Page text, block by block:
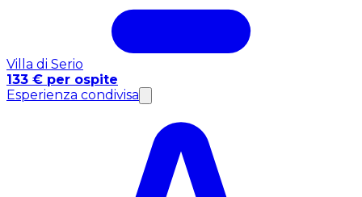
Villa di Serio
133 € per ospite
Esperienza condivisa